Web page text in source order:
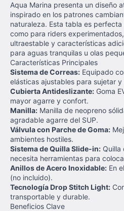
Aqua Marina presenta un diseño
inspirado en los patrones
naturaleza. Esta tabla es
como para riders
ultraestable y características
para aguas tranquilas u olas
Características Principales
Sistema de Correas: Equipado
elásticas ajustables para sujetar
Cubierta Antideslizante: Goma
mayor agarre y confort.
Manilla: Manilla de neopreno
agradable agarre del SUP.
Válvula con Parche de Goma:
ambientes hostiles.
Sistema de Quilla Slide-in: Quilla
necesita herramientas para
Anillos de Acero Inoxidable: En
(no incluido).
Tecnología Drop Stitch Light:
transportable y durable.
Beneficios Clave